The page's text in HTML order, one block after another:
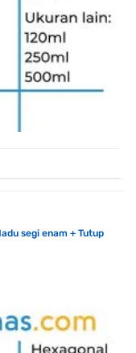
segi enam + Tutup